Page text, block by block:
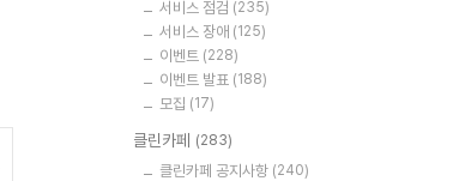
서비스 점검 (235)
서비스 장애 (125)
이벤트 (228)
이벤트 발표 (188)
모집 (17)
클린카페 (283)
클린카페 공지사항 (240)